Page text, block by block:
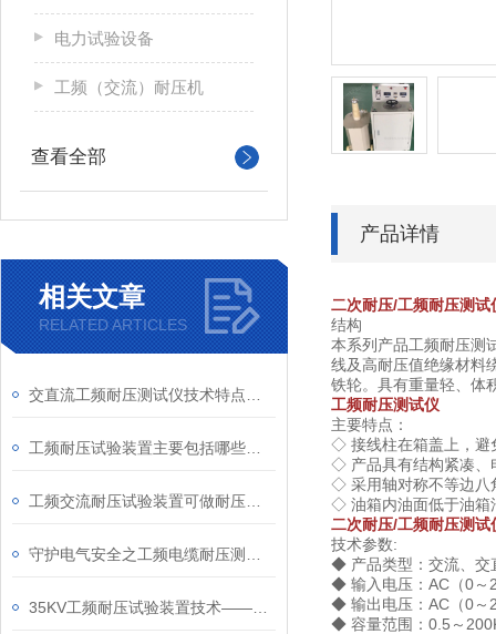
电力试验设备
工频（交流）耐压机
查看全部
相关文章
RELATED ARTICLES
产品详情
二次耐压/工频耐压测试
结构
本系列产品工频耐压测
线及高耐压值绝缘材料
铁轮。具有重量轻、体
工频耐压测试仪
主要特点：
◇ 接线柱在箱盖上，避
◇ 产品具有结构紧凑、
◇ 采用轴对称不等边八
◇ 油箱内油面低于油箱
二次耐压/工频耐压测试
技术参数:
◆ 产品类型：交流、交
◆ 输入电压：AC（0～
◆ 输出电压：AC（0～
◆ 容量范围：0.5～